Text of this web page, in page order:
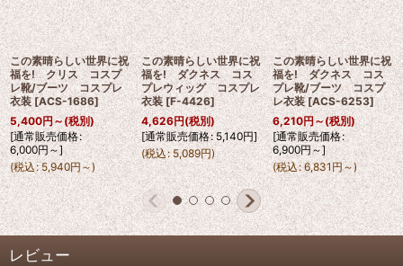
この素晴らしい世界に祝
福を! クリス コスプ
レ靴/ブーツ コスプレ
衣装 [ACS-1686]
5,400円 ～(税別)
[通常販売価格:
6,000円～]
(税込: 5,940円 ～)
この素晴らしい世界に祝
福を! ダクネス コス
プレウィッグ コスプレ
衣装 [F-4426]
4,626円(税別)
[通常販売価格: 5,140円]
(税込: 5,089円)
この素晴らしい世界に祝
福を! ダクネス コス
プレ靴/ブーツ コスプ
レ衣装 [ACS-6253]
6,210円～(税別)
[通常販売価格:
6,900円～]
(税込: 6,831円～)
レビュー